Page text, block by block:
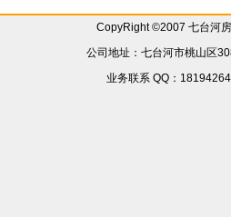
CopyRight ©2007 七台河
公司地址：七台河市桃山区
业务联系 QQ：